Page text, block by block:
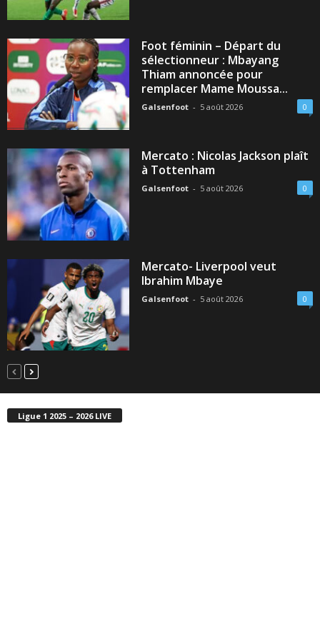
Foot féminin – Départ du
sélectionneur : Mbayang
Thiam annoncée pour
remplacer Mame Moussa...
Galsenfoot - 5 août 2026 0
Mercato : Nicolas Jackson plaît
à Tottenham
Galsenfoot - 5 août 2026 0
Mercato- Liverpool veut
Ibrahim Mbaye
Galsenfoot - 5 août 2026 0
Ligue 1 2025 – 2026 LIVE